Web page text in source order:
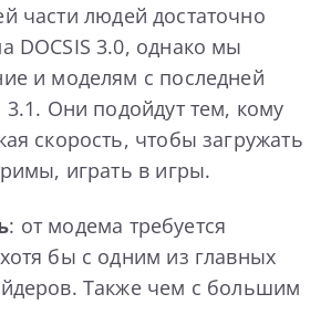
части людей достаточно
DOCSIS 3.0, однако мы
и моделям с последней
3.1. Они подойдут тем, кому
скорость, чтобы загружать
играть в игры.
: от модема требуется
бы с одним из главных
Также чем с большим